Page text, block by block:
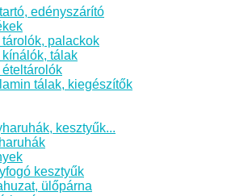
edényszárító
tárolók, palackok
kínálók, tálak
ételtárolók
tálak, kiegészítők
kesztyűk...
kesztyűk
ülőpárna